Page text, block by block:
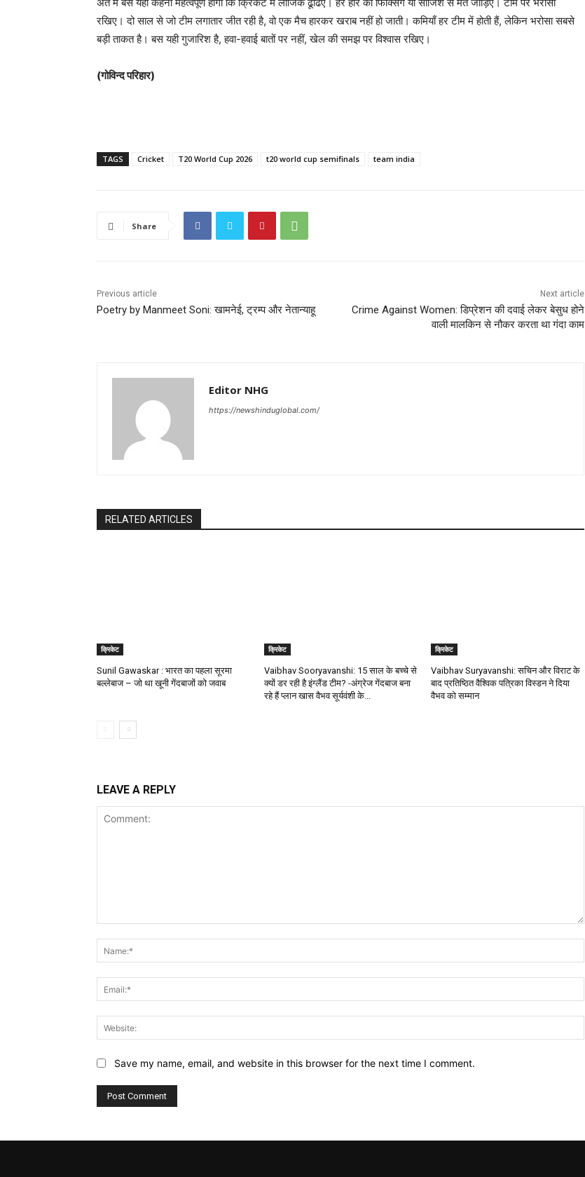
रखिए। दो साल से जो टीम लगातार जीत रही है, वो एक मैच हारकर खराब नहीं हो जाती। कमियाँ हर टीम में होती हैं, लेकिन भरोसा सबसे
बड़ी ताकत है। बस यही गुजारिश है, हवा-हवाई बातों पर नहीं, खेल की समझ पर विश्वास रखिए।
(गोविन्द परिहार)
TAGS Cricket T20 World Cup 2026 t20 world cup semifinals team india
Share
Previous article
Poetry by Manmeet Soni: खामनेई, ट्रम्प और नेतान्याहू
Next article
Crime Against Women: डिप्रेशन की दवाई लेकर बेसुध होने
वाली मालकिन से नौकर करता था गंदा काम
Editor NHG
https://newshinduglobal.com/
RELATED ARTICLES
क्रिकेट
Sunil Gawaskar : भारत का पहला सूरमा
बल्लेबाज – जो था खूनी गेंदबाजों को जवाब
क्रिकेट
Vaibhav Sooryavanshi: 15 साल के बच्चे से
क्यों डर रही है इंग्लैंड टीम? -अंग्रेज गेंदबाज बना
रहे हैं प्लान खास वैभव सूर्यवंशी के...
क्रिकेट
Vaibhav Suryavanshi: सचिन और विराट के
बाद प्रतिष्ठित वैश्विक पत्रिका विस्डन ने दिया
वैभव को सम्मान
LEAVE A REPLY
Save my name, email, and website in this browser for the next time I comment.